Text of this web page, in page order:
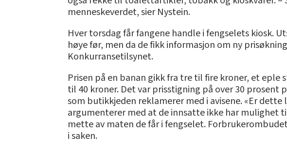
menneskeverdet, sier Nystein.
Hver torsdag får fangene handle i fengselets kiosk.
høye før, men da de fikk informasjon om ny
Konkurransetilsynet.
Prisen på en banan gikk fra tre til fire kroner, et
til 40 kroner. Det var prisstigning på over 30
som butikkjeden reklamerer med i avisene. «Er
argumenterer med at de innsatte ikke har mulighet
mette av maten de får i fengselet.
i saken.